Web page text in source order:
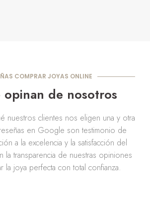
COMPRAR JOYAS ONLINE
opinan de nosotros
nuestros clientes nos eligen una y otra
en Google son testimonio de
a la excelencia y la satisfacción del
la transparencia de nuestras opiniones
la joya perfecta con total confianza.